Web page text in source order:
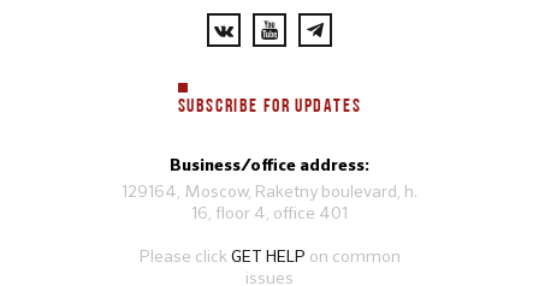
SUBSCRIBE FOR UPDATES
Business/office address:
129164, Moscow, Raketny boulevard, h.
16, floor 4, office 401
Please clickGET HELP on common
issues